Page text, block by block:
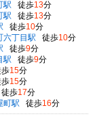
駅 徒歩13分
駅 徒歩13分
徒歩10分
六丁目駅 徒歩10分
徒歩9分
駅 徒歩9分
歩15分
歩15分
徒歩17分
町駅 徒歩16分